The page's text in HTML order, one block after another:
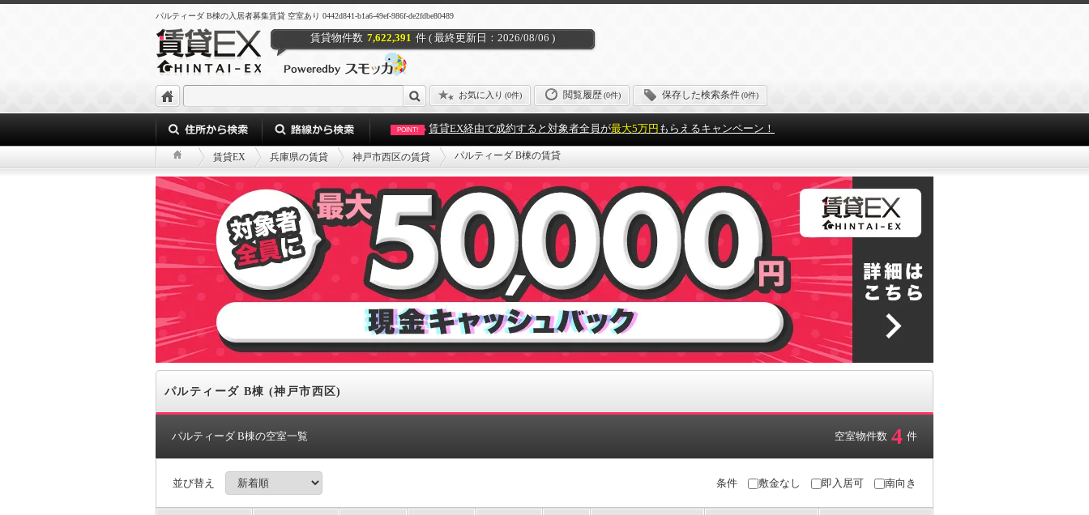
パルティーダ B棟の入居者募集賃貸 空室あり 0442d841-b1a6-49ef-986f-de2fdbe80489
賃貸物件数 7,622,391 件 ( 最終更新日：2026/08/06 )
お気に入り (0件) 閲覧履歴(0件) 保存した検索条件(0件)
POINT! 賃貸EX経由で成約すると対象者全員が最大5万円 もらえるキャンペーン！
賃貸EX 兵庫県の賃貸 神戸市西区の賃貸 パルティーダ B棟の賃貸
パルティーダ B棟 (神戸市西区)
パルティーダ B棟の空室一覧 空室物件数 4 件
並び替え 条件 敷金なし 即入居可 南向き